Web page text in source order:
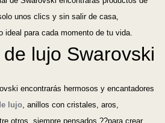
unos clics y sin salir de casa,
ideal para cada momento de tu vida.
lujo Swarovski
encontrarás hermosos y encantadores
lujo , anillos con cristales, aros,
otros, siempre pensados ??para crear